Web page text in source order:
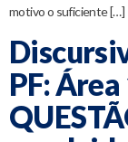
motivo o suficiente […]
PF: